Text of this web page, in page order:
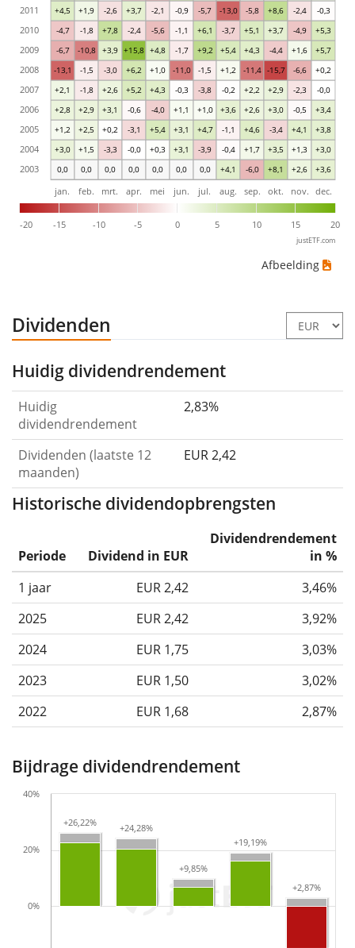
0,0 0,0 0,0 0,0 0,0 0,0 0,0 +4,1 -6,0 +8,1 +2,6 +3,6
+3,0 +1,5 -3,3 -0,0 +0,3 +3,1 -3,9 -0,4 +1,7 +3,5 +1,3 +3,0
+1,2 +2,5 +0,2 -3,1 +5,4 +3,1 +4,7 -1,1 +4,6 -3,4 +4,1 +3,8
+2,8 +2,9 +3,1 -0,6 -4,0 +1,1 +1,0 +3,6 +2,6 +3,0 -0,5 +3,4
+2,1 -1,8 +2,6 +5,2 +4,3 -0,3 -3,8 -0,2 +2,2 +2,9 -2,3 -0,0
-13,1 -1,5 -3,0 +6,2 +1,0 -11,0 -1,5 +1,2 -11,4 -15,7 -6,6 +0,2
-6,7 -10,8 +3,9 +15,8 +4,8 -1,7 +9,2 +5,4 +4,3 -4,4 +1,6 +5,7
-4,7 -1,8 +7,8 -2,4 -5,6 -1,1 +6,1 -3,7 +5,1 +3,7 -4,9 +5,3
+4,5 +1,9 -2,6 +3,7 -2,1 -0,9 -5,7 -13,0 -5,8 +8,6 -2,4 -0,3
-20 -15 -10 -5 0 5 10 15 20
jan. feb. mrt. apr. mei jun. jul. aug. sep. okt. nov. dec.
2003
2004
2005
2006
2007
2008
2009
2010
2011
justETF.com
Afbeelding
Dividenden
Huidig dividendrendement
Huidig
dividendrendement
2,83%
Dividenden (laatste 12
maanden)
EUR 2,42
Historische dividendopbrengsten
Periode Dividend in EUR
Dividendrendement
in %
1 jaar
EUR 2,42
3,46%
2025
EUR 2,42
3,92%
2024
EUR 1,75
3,03%
2023
EUR 1,50
3,02%
2022
EUR 1,68 2,87%
Bijdrage dividendrendement
+26,22%
+26,22% +24,28%
+24,28%
+9,85%
+9,85%
+19,19%
+19,19%
+2,87%
+2,87%
0%
20%
40%